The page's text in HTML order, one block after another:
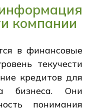
компании
в финансовые
текучести
кредитов для
бизнеса. Они
понимания